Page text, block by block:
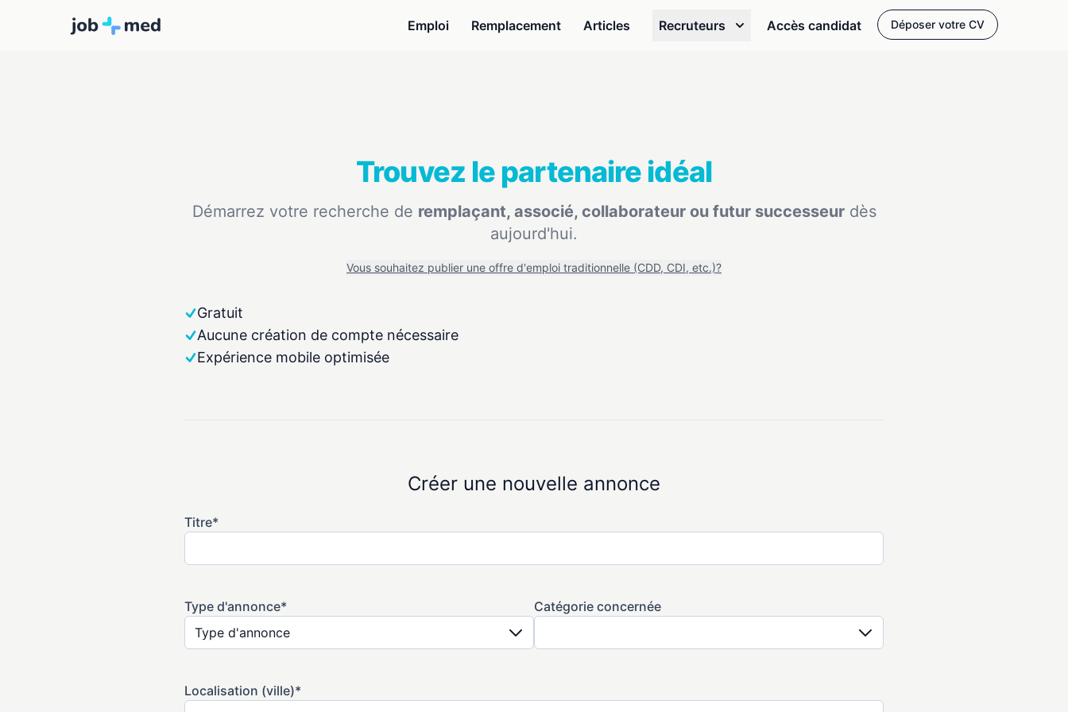
Emploi Remplacement Articles Recruteurs Accès candidat Déposer votre CV
Trouvez le partenaire idéal
Démarrez votre recherche de remplaçant, associé, collaborateur ou futur successeurdès
aujourd'hui.
Vous souhaitez publier une offre d'emploi traditionnelle (CDD, CDI, etc.)?
Gratuit
Aucune création de compte nécessaire
Expérience mobile optimisée
Créer une nouvelle annonce
Titre*
Type d'annonce* Catégorie concernée
Localisation (ville)*